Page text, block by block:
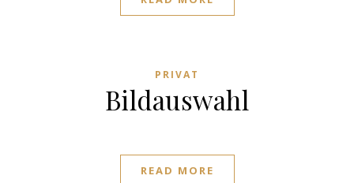
PRIVAT
Bildauswahl
READ MORE